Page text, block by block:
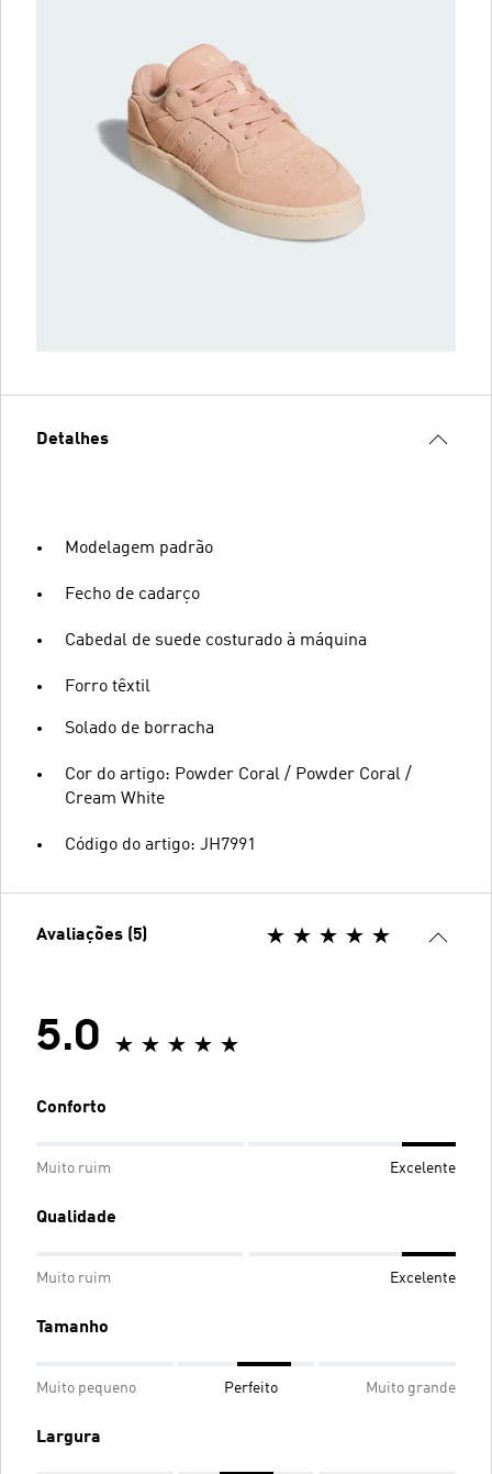
Detalhes
Modelagem padrão
Fecho de cadarço
Cabedal de suede costurado à máquina
Forro têxtil
Solado de borracha
Cor do artigo: Powder Coral / Powder Coral /
Cream White
Código do artigo: JH7991
Avaliações (5)
5.0
Conforto
Muito ruim Excelente
Qualidade
Muito ruim Excelente
Tamanho
Muito pequeno Perfeito Muito grande
Largura